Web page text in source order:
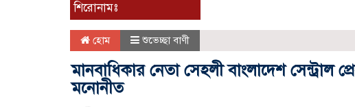
শিরোনামঃ
হোম শুভেচ্ছা বাণী
মানবাধিকার নেতা সেহলী বাংলাদেশ সেন্ট্রাল
মনোনীত